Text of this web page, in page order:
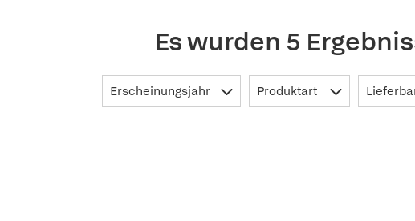
Es wurden 5
Erscheinungsjahr Produktart